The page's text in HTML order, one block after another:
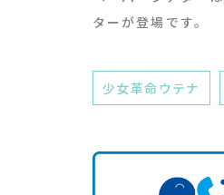
ターが登場です。
少女革命ウテナ